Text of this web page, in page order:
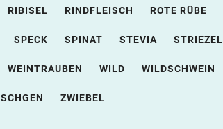
RIBISEL RINDFLEISCH ROTE RÜBE
SPECK SPINAT STEVIA STRIEZEL
WEINTRAUBEN WILD WILDSCHWEIN
ZWIEBEL